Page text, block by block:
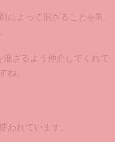
によって混ざることを乳
ざるよう仲介してくれて
ね。
われています。